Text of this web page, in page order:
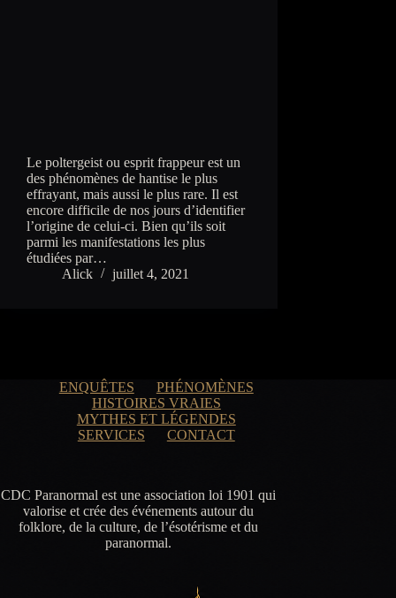
Le poltergeist ou esprit frappeur est un
des phénomènes de hantise le plus
effrayant, mais aussi le plus rare. Il est
encore difficile de nos jours d’identifier
l’origine de celui-ci. Bien qu’ils soit
parmi les manifestations les plus
étudiées par…
Alick
juillet 4, 2021
ENQUÊTES
PHÉNOMÈNES
HISTOIRES VRAIES
MYTHES ET LÉGENDES
SERVICES
CONTACT
CDC Paranormal est une association loi 1901 qui
valorise et crée des événements autour du
folklore, de la culture, de l’ésotérisme et du
paranormal.